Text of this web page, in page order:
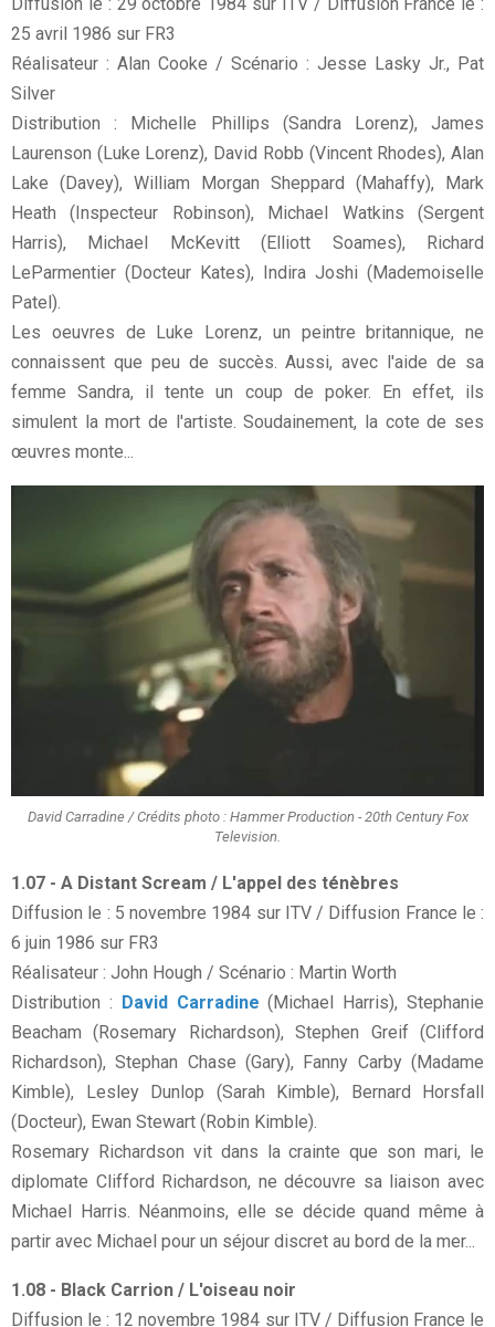
25 avril 1986 sur FR3
Réalisateur : Alan Cooke / Scénario : Jesse Lasky Jr., Pat
Silver
Distribution : Michelle Phillips (Sandra Lorenz), James
Laurenson (Luke Lorenz), David Robb (Vincent Rhodes), Alan
Lake (Davey), William Morgan Sheppard (Mahaffy), Mark
Heath (Inspecteur Robinson), Michael Watkins (Sergent
Harris), Michael McKevitt (Elliott Soames), Richard
LeParmentier (Docteur Kates), Indira Joshi (Mademoiselle
Patel).
Les oeuvres de Luke Lorenz, un peintre britannique, ne
connaissent que peu de succès. Aussi, avec l'aide de sa
femme Sandra, il tente un coup de poker. En effet, ils
simulent la mort de l'artiste. Soudainement, la cote de ses
œuvres monte...
David Carradine / Crédits photo : Hammer Production - 20th Century Fox
Television.
1.07 - A Distant Scream / L'appel des ténèbres
Diffusion le : 5 novembre 1984 sur ITV / Diffusion France le :
6 juin 1986 sur FR3
Réalisateur : John Hough / Scénario : Martin Worth
Distribution : David Carradine (Michael Harris), Stephanie
Beacham (Rosemary Richardson), Stephen Greif (Clifford
Richardson), Stephan Chase (Gary), Fanny Carby (Madame
Kimble), Lesley Dunlop (Sarah Kimble), Bernard Horsfall
(Docteur), Ewan Stewart (Robin Kimble).
Rosemary Richardson vit dans la crainte que son mari, le
diplomate Clifford Richardson, ne découvre sa liaison avec
Michael Harris. Néanmoins, elle se décide quand même à
partir avec Michael pour un séjour discret au bord de la mer...
1.08 - Black Carrion / L'oiseau noir
Diffusion le : 12 novembre 1984 sur ITV / Diffusion France le